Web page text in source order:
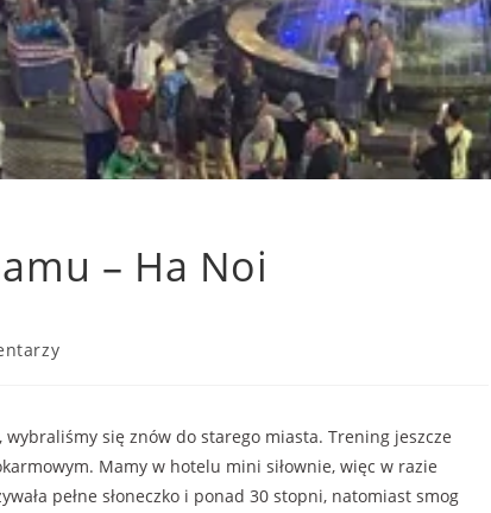
– Ha Noi
się znów do starego miasta. Trening jeszcze
Mamy w hotelu mini siłownie, więc w razie
pełne słoneczko i ponad 30 stopni, natomiast smog